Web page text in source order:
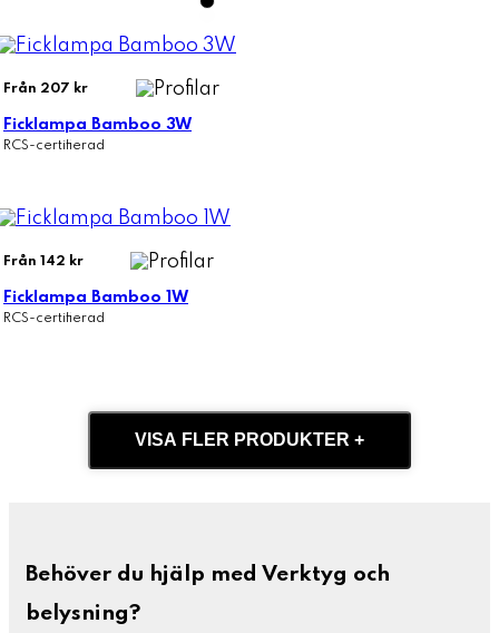
Från 207 kr
Ficklampa Bamboo 3W
RCS-certifierad
Från 142 kr
Ficklampa Bamboo 1W
RCS-certifierad
VISA FLER PRODUKTER +
Behöver du hjälp med Verktyg och
belysning?